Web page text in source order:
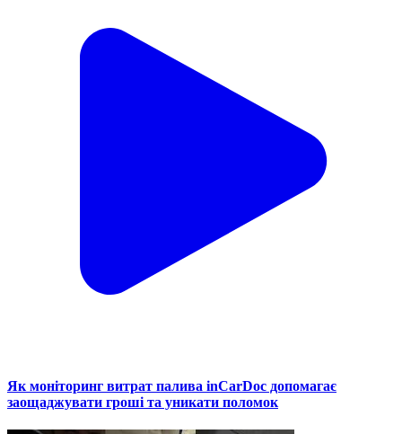
Як моніторинг витрат палива inCarDoc допомагає
заощаджувати гроші та уникати поломок